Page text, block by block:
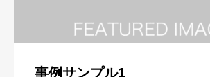
事例サンプル1